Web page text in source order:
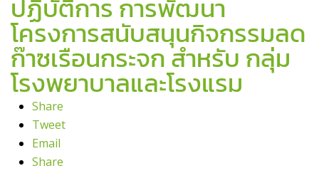
ปฏิบัติการ การพัฒนา
โครงการสนับสนุนกิจกรรมลด
ก๊าซเรือนกระจก สำหรับ กลุ่ม
โรงพยาบาลและโรงแรม
Share
Tweet
Email
Share